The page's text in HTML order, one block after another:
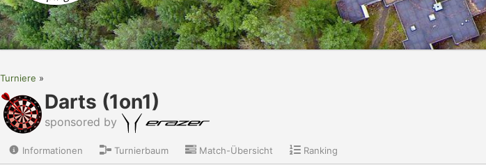
Turniere
Darts (1on1)
sponsored by
Informationen Turnierbaum Match-Übersicht Ranking